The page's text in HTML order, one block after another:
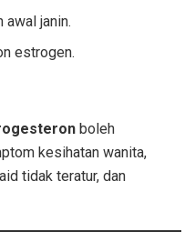
awal janin.
estrogen.
boleh
kesihatan wanita,
tidak teratur, dan